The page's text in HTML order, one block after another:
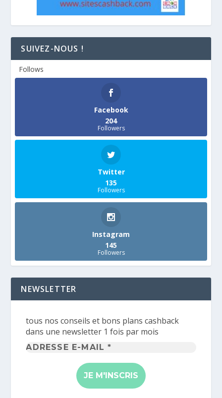
SUIVEZ-NOUS !
Follows
Facebook
204
Followers
Twitter
135
Followers
Instagram
145
Followers
NEWSLETTER
tous nos conseils et bons plans cashback
dans une newsletter 1 fois par mois
Adresse
mail
*